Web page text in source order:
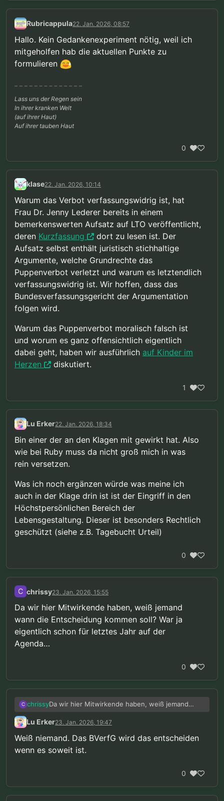
Rubricappula22. Jan. 2026, 08:57
Hallo. Kein Gedankenexperiment nötig, weil ich
mitgeholfen hab die aktuellen Punkte zu
formulieren
Lass uns der Regen sein
In ihrer kranken Welt
(auf ihrer Haut)
Auf ihrer tauben Haut
0
klase22. Jan. 2026, 10:14
Warum das Verbot verfassungswidrig ist, hat
Frau Dr. Jenny Lederer bereits in einem
bemerkenswerten Aufsatz auf LTO veröffentlicht,
deren Kurzfassung
dort zu lesen ist. Der
Aufsatz selbst enthält juristisch stichhaltige
Argumente, welche Grundrechte das
Puppenverbot verletzt und warum es letztendlich
verfassungswidrig ist. Wir hoffen, dass das
Bundesverfassungsgericht der Argumentation
folgen wird.
Warum das Puppenverbot moralisch falsch ist
und worum es ganz offensichtlich eigentlich
dabei geht, haben wir ausführlich auf Kinder im
Herzen
diskutiert.
1
Lu Erker22. Jan. 2026, 18:34
Bin einer der an den Klagen mit gewirkt hat. Also
wie bei Ruby muss da nicht groß mich in was
rein versetzen.
Was ich noch ergänzen würde was meine ich
auch in der Klage drin ist ist der Eingriff in den
Höchstpersönlichen Bereich der
Lebensgestaltung. Dieser ist besonders Rechtlich
geschützt (siehe z.B. Tagebucht Urteil)
0
C chrissy23. Jan. 2026, 15:55
Da wir hier Mitwirkende haben, weiß jemand
wann die Entscheidung kommen soll? War ja
eigentlich schon für letztes Jahr auf der
Agenda…
0
C chrissyDa wir hier Mitwirkende haben, weiß jemand
wann die Entscheidung kommen soll? War ja
eigentlich schon für letztes Jahr auf der
Lu Erker23. Jan. 2026, 19:47
Weiß niemand. Das BVerfG wird das entscheiden
wenn es soweit ist.
0